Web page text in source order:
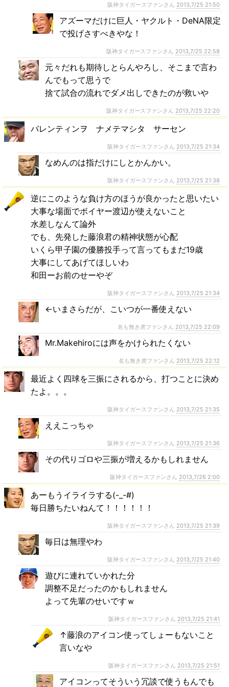
阪神タイガースファンさん 2013,7/25 21:50
アズーマだけに巨人・ヤクルト・DeNA限定
で投げさすべきやな！
阪神タイガースファンさん 2013,7/25 22:58
元々だれも期待しとらんやろし、そこまで言わ
んでもって思うで
捨て試合の流れでダメ出しできたのが救いや
阪神タイガースファンさん 2013,7/25 22:20
バレンティンヲ ナメテマシタ サーセン
阪神タイガースファンさん 2013,7/25 21:34
なめんのは指だけにしとかんかい。
阪神タイガースファンさん 2013,7/25 21:38
逆にこのような負け方のほうが良かったと思いたい
大事な場面でボイヤー渡辺が使えないこと
水差しなんて論外
でも、先発した藤浪君の精神状態が心配
いくら甲子園の優勝投手って言ってもまだ19歳
大事にしてあげてほしいわ
和田ーお前のせーやぞ
阪神タイガースファンさん 2013,7/25 21:34
←いまさらだが、こいつが一番使えない
名も無き虎ファンさん 2013,7/25 22:09
Mr.Makehiroには声をかけられたくない
名も無き虎ファンさん 2013,7/25 22:12
最近よく四球を三振にされるから、打つことに決め
たよ。。。
阪神タイガースファンさん 2013,7/25 21:35
ええこっちゃ
阪神タイガースファンさん 2013,7/25 21:36
その代りゴロや三振が増えるかもしれません
阪神タイガースファンさん 2013,7/26 2:00
あーもうイライラする(-_-#)
毎日勝ちたいねんて！！！！！！
阪神タイガースファンさん 2013,7/25 21:39
毎日は無理やわ
阪神タイガースファンさん 2013,7/25 21:40
遊びに連れていかれた分
調整不足だったのかもしれません
よって先輩のせいですｗ
阪神タイガースファンさん 2013,7/25 21:41
↑藤浪のアイコン使ってしょーもないこと
言いなや
阪神タイガースファンさん 2013,7/25 21:51
アイコンってそういう冗談で使うもんでも